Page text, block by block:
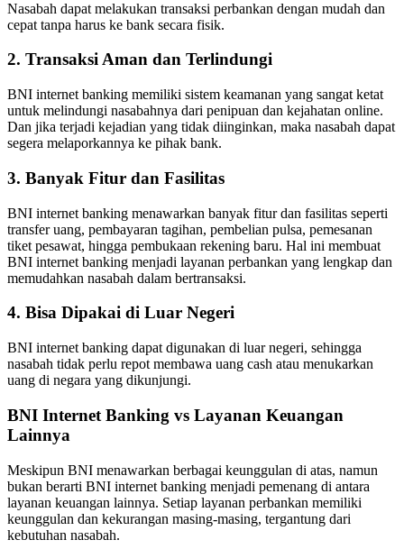
Nasabah dapat melakukan transaksi perbankan dengan mudah dan
cepat tanpa harus ke bank secara fisik.
2. Transaksi Aman dan Terlindungi
BNI internet banking memiliki sistem keamanan yang sangat ketat
untuk melindungi nasabahnya dari penipuan dan kejahatan online.
Dan jika terjadi kejadian yang tidak diinginkan, maka nasabah dapat
segera melaporkannya ke pihak bank.
3. Banyak Fitur dan Fasilitas
BNI internet banking menawarkan banyak fitur dan fasilitas seperti
transfer uang, pembayaran tagihan, pembelian pulsa, pemesanan
tiket pesawat, hingga pembukaan rekening baru. Hal ini membuat
BNI internet banking menjadi layanan perbankan yang lengkap dan
memudahkan nasabah dalam bertransaksi.
4. Bisa Dipakai di Luar Negeri
BNI internet banking dapat digunakan di luar negeri, sehingga
nasabah tidak perlu repot membawa uang cash atau menukarkan
uang di negara yang dikunjungi.
BNI Internet Banking vs Layanan Keuangan
Lainnya
Meskipun BNI menawarkan berbagai keunggulan di atas, namun
bukan berarti BNI internet banking menjadi pemenang di antara
layanan keuangan lainnya. Setiap layanan perbankan memiliki
keunggulan dan kekurangan masing-masing, tergantung dari
kebutuhan nasabah.